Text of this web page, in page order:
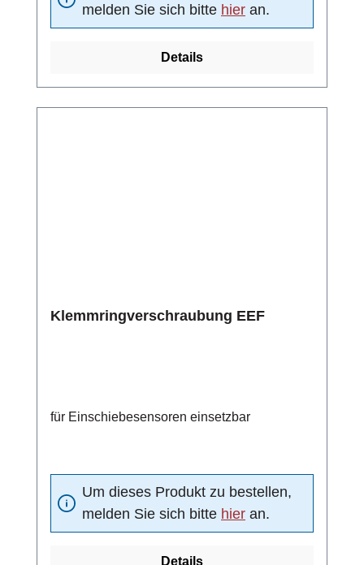
melden Sie sich bitte hier an.
Details
Klemmringverschraubung EEF
für Einschiebesensoren einsetzbar
Um dieses Produkt zu bestellen,
melden Sie sich bitte hier an.
Details